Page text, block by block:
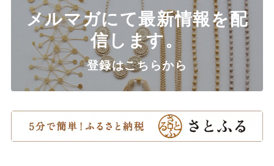
メルマガにて最新情報を配
信します。
登録はこちらから